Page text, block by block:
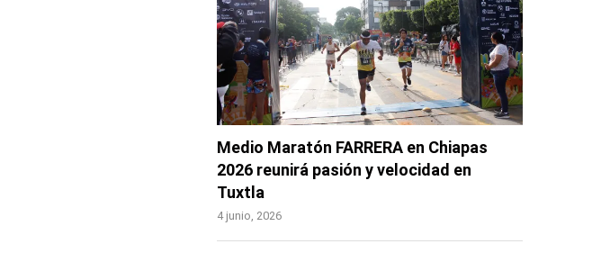
Medio Maratón FARRERA en Chiapas
2026 reunirá pasión y velocidad en
Tuxtla
4 junio, 2026